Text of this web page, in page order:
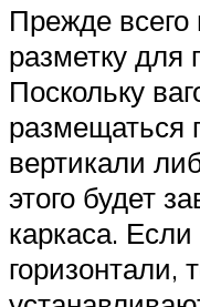
Прежде всего
разметку для
Поскольку
размещаться
вертикали
этого будет
каркаса.
горизонтали,